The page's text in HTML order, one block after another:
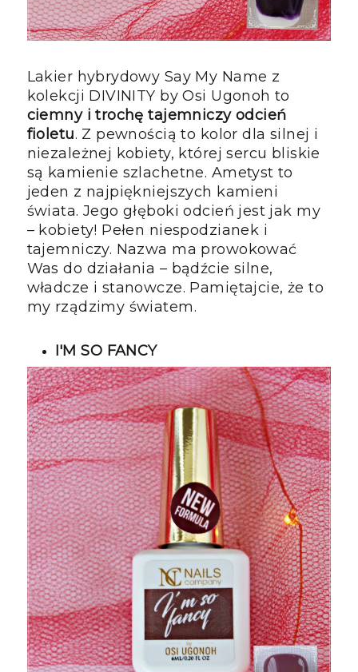
Lakier hybrydowy Say My Name z
kolekcji DIVINITY by Osi Ugonoh to
ciemny i trochę tajemniczy odcień
fioletu. Z pewnością to kolor dla silnej i
niezależnej kobiety, której sercu bliskie
są kamienie szlachetne. Ametyst to
jeden z najpiękniejszych kamieni
świata. Jego głęboki odcień jest jak my
– kobiety! Pełen niespodzianek i
tajemniczy. Nazwa ma prowokować
Was do działania – bądźcie silne,
władcze i stanowcze. Pamiętajcie, że to
my rządzimy światem.
I'M SO FANCY